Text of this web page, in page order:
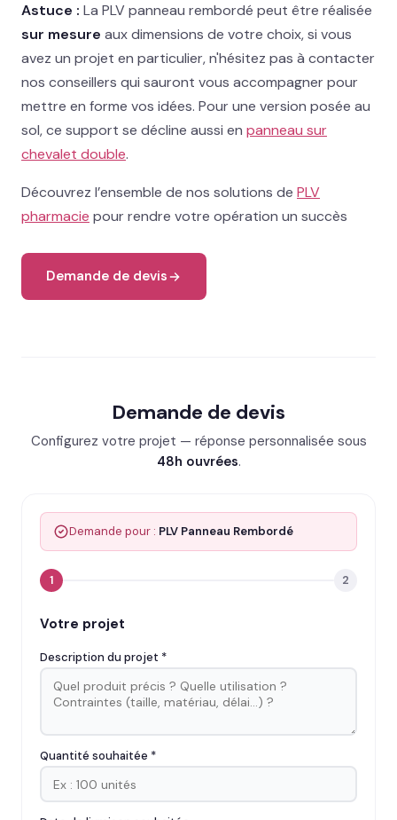
Astuce : La PLV panneau rembordé peut être réalisée
sur mesure aux dimensions de votre choix, si vous
avez un projet en particulier, n'hésitez pas à contacter
nos conseillers qui sauront vous accompagner pour
mettre en forme vos idées. Pour une version posée au
sol, ce support se décline aussi en panneau sur
chevalet double.
Découvrez l’ensemble de nos solutions de PLV
pharmacie pour rendre votre opération un succès
Demande de devis
Demande de devis
Configurez votre projet — réponse personnalisée sous
48h ouvrées.
Demande pour : PLV Panneau Rembordé
1 2
Votre projet
Description du projet *
Quantité souhaitée *